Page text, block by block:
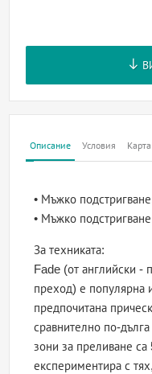
Описание Условия Карта
• Мъжко
• Мъжко
За техниката:
Fade (от английски -
преход) е популярна
предпочитана
сравнително по-
зони за преливане
експериментира с